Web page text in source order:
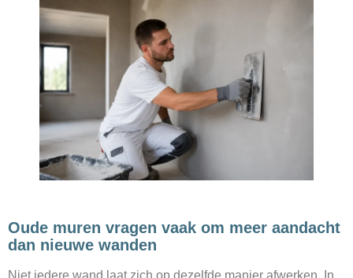
Oude muren vragen vaak om meer aandacht
dan nieuwe wanden
Niet iedere wand laat zich op dezelfde manier afwerken. In